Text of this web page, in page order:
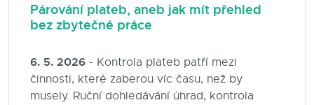
Párování plateb, aneb jak mít přehled
bez zbytečné práce
6. 5. 2026 - Kontrola plateb patří mezi
činnosti, které zaberou víc času, než by
musely. Ruční dohledávání úhrad, kontrola